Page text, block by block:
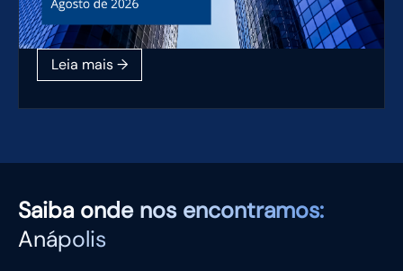
Saiba onde nos encontramos:
Anápolis